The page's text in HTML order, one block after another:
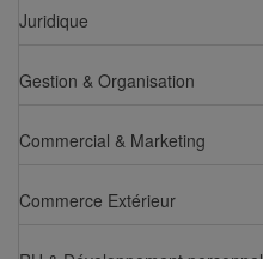
Juridique
Gestion & Organisation
Commercial & Marketing
Commerce Extérieur